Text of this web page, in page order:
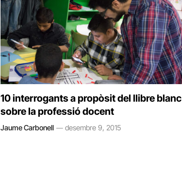
10 interrogants a propòsit del llibre blanc
sobre la professió docent
Jaume Carbonell desembre 9, 2015